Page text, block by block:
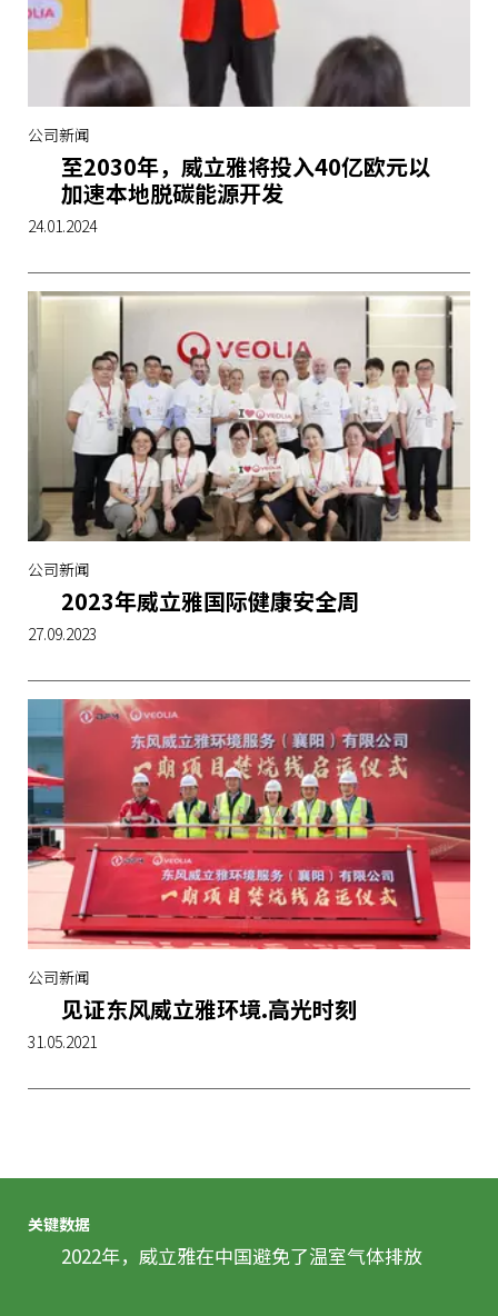
公司新闻
至2030年，威立雅将投入40亿欧元以
加速本地脱碳能源开发
24.01.2024
公司新闻
2023年威立雅国际健康安全周
27.09.2023
公司新闻
见证东风威立雅环境.高光时刻
31.05.2021
关键数据
2022年，威立雅在中国避免了温室气体排放